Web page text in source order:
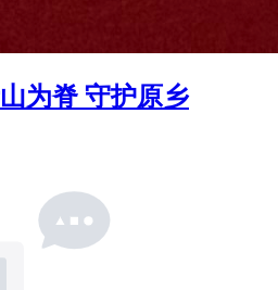
为脊 守护原乡